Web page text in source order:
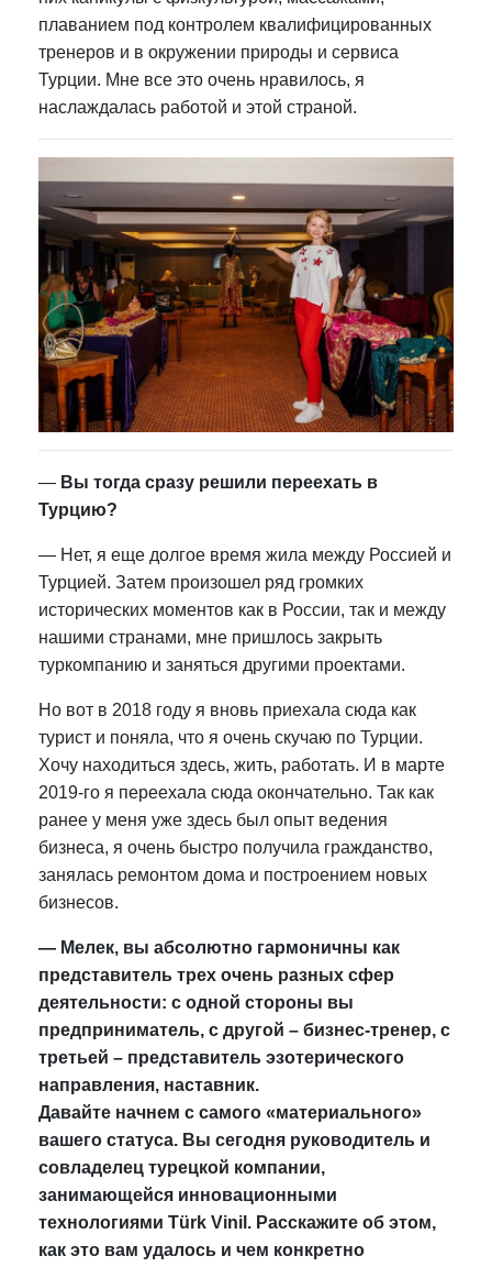
плаванием под контролем квалифицированных
тренеров и в окружении природы и сервиса
Турции. Мне все это очень нравилось, я
наслаждалась работой и этой страной.
— Вы тогда сразу решили переехать в
Турцию?
— Нет, я еще долгое время жила между Россией и
Турцией. Затем произошел ряд громких
исторических моментов как в России, так и между
нашими странами, мне пришлось закрыть
туркомпанию и заняться другими проектами.
Но вот в 2018 году я вновь приехала сюда как
турист и поняла, что я очень скучаю по Турции.
Хочу находиться здесь, жить, работать. И в марте
2019-го я переехала сюда окончательно. Так как
ранее у меня уже здесь был опыт ведения
бизнеса, я очень быстро получила гражданство,
занялась ремонтом дома и построением новых
бизнесов.
— Мелек, вы абсолютно гармоничны как
представитель трех очень разных сфер
деятельности: с одной стороны вы
предприниматель, с другой – бизнес-тренер, с
третьей – представитель эзотерического
направления, наставник.
Давайте начнем с самого «материального»
вашего статуса. Вы сегодня руководитель и
совладелец турецкой компании,
занимающейся инновационными
технологиями Türk Vinil. Расскажите об этом,
как это вам удалось и чем конкретно